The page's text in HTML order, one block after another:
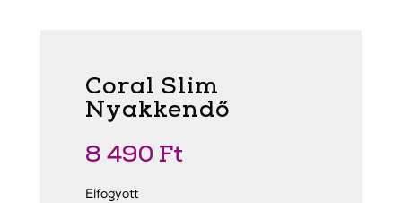
Coral Slim
Nyakkendő
8 490 Ft
Elfogyott